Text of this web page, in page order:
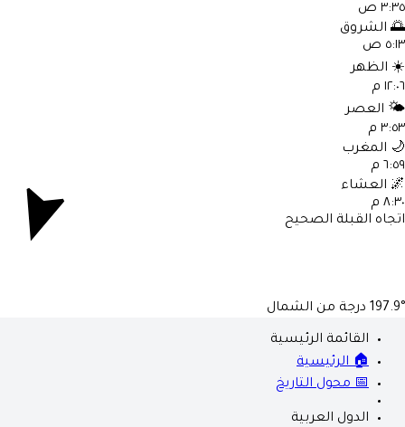
٣:٣٥ ص
🌅 الشروق
٥:١٣ ص
☀️ الظهر
١٢:٠٦ م
🌤️ العصر
٣:٥٣ م
🌙 المغرب
٦:٥٩ م
🌌 العشاء
٨:٣٠ م
اتجاه القبلة الصحيح
197.9° درجة من الشمال
القائمة الرئيسية
🏠 الرئيسية
📅 محول التاريخ
الدول العربية